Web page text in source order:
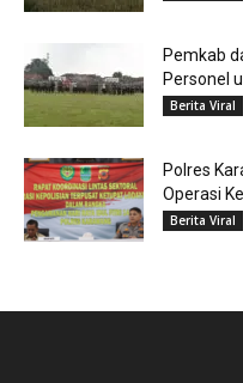
Pemkab
Personel
Berita Viral
Polres
Operasi
Berita Viral